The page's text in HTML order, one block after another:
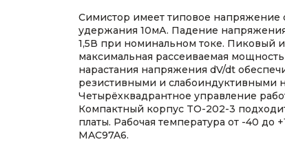
Симистор имеет типовое напряжение
удержания 10мА. Падение
1,5В при номинальном токе. Пиковый
максимальная рассеиваемая
нарастания напряжения dV/dt
резистивными и слабоиндуктивными
Четырёхквадрантное управление
Компактный корпус TO-202-3
платы. Рабочая температура от -40 до
MAC97A6.